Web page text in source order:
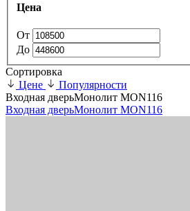
Цена
От
До
Сортировка
Цене
Популярности
Входная дверьМонолит MON116
Входная дверьМонолит MON116